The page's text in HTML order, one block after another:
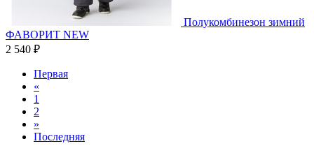
Полукомбинезон зимний
ФАВОРИТ NEW
2 540 ₽
Первая
«
1
2
»
Последняя